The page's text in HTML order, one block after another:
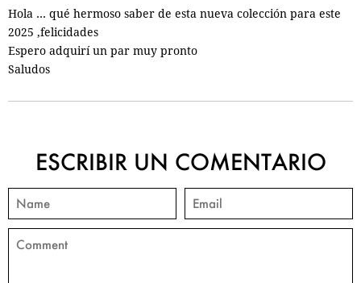
Hola … qué hermoso saber de esta nueva colección para este
2025 ,felicidades
Espero adquirí un par muy pronto
Saludos
ESCRIBIR UN COMENTARIO